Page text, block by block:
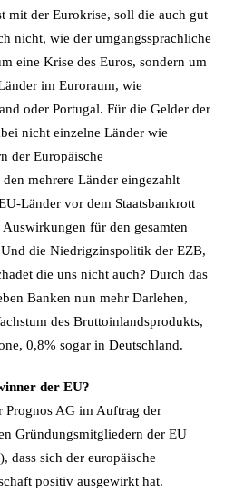
mit der Eurokrise, soll die auch gut
nicht, wie der umgangssprachliche
eine Krise des Euros, sondern um
im Euroraum, wie
oder Portugal. Für die Gelder der
nicht einzelne Länder wie
der Europäische
mehrere Länder eingezahlt
Länder vor dem Staatsbankrott
für den gesamten
die Niedrigzinspolitik der EZB,
die uns nicht auch? Durch das
Banken nun mehr Darlehen,
des Bruttoinlandsprodukts,
0,8% sogar in Deutschland.
der EU?
Prognos AG im Auftrag der
Gründungsmitgliedern der EU
dass sich der europäische
positiv ausgewirkt hat.